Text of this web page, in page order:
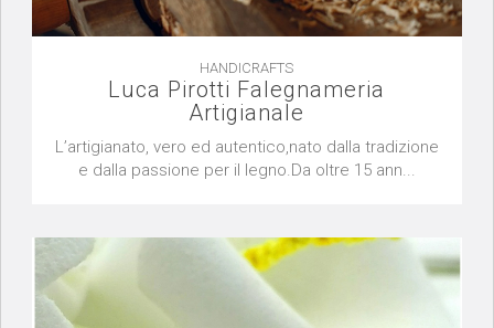
HANDICRAFTS
Luca Pirotti Falegnameria
Artigianale
L’artigianato, vero ed autentico,nato dalla tradizione
e dalla passione per il legno.Da oltre 15 ann...